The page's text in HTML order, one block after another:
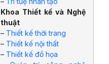
Khoa Thiết kế và Nghệ
thuật
– Thiết kế thời trang
– Thiết kế nội thất
– Thiết kế đồ họa